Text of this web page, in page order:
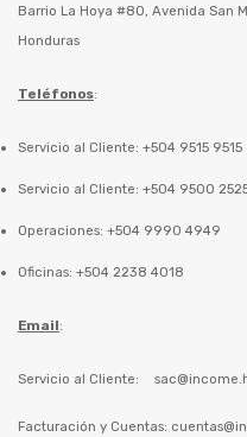
Barrio La Hoya #80, Avenida San
Honduras
Teléfonos:
Servicio al Cliente: +504 9515 9515
Servicio al Cliente: +504 9500
Operaciones: +504 9990 4949
Oficinas: +504 2238 4018
Email:
Servicio al Cliente:
Facturación y Cuentas: